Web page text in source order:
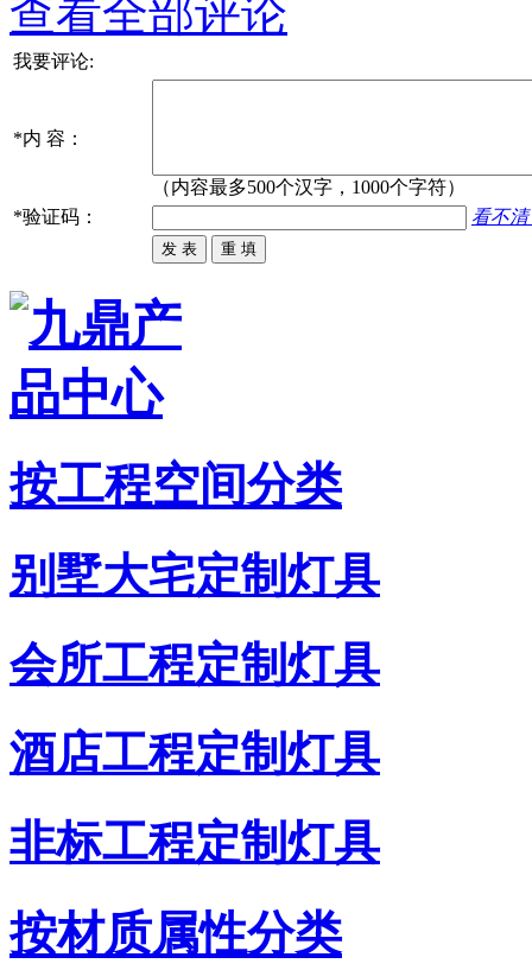
查看全部评论
我要评论:
*内 容：
（内容最多500个汉字，1000个字符）
*验证码： 看不
按工程空间分类
别墅大宅定制灯具
会所工程定制灯具
酒店工程定制灯具
非标工程定制灯具
按材质属性分类